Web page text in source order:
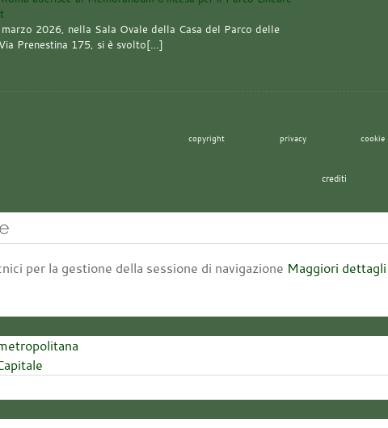
2026, nella Sala Ovale della Casa del Parco delle
Prenestina 175, si è svolto[…]
copyright privacy cookie
crediti
per la gestione della sessione di navigazione Maggiori dettagli